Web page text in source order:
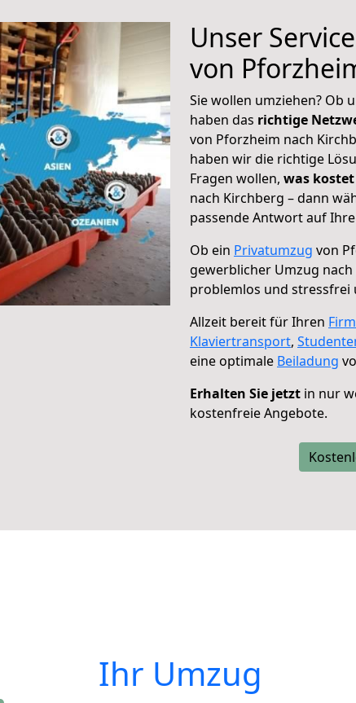
Unser
von
Sie wollen umziehen? Ob
haben das richtige
von Pforzheim nach
haben wir die richtige
Fragen wollen, was
nach Kirchberg – dann
passende Antwort auf
Ob ein Privatumzug von
gewerblicher Umzug
problemlos und stressfrei
Allzeit bereit für Ihren
Klaviertransport,
eine optimale Beiladung
Erhalten Sie jetzt in nur
kostenfreie Angebote.
Ihr Umzug